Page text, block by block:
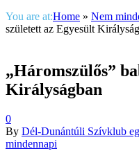
You are at:Home » Nem
született az Egyesült
„Háromszülős”
Királyságban
0
By Dél-Dunántúli Szívklub
mindennapi